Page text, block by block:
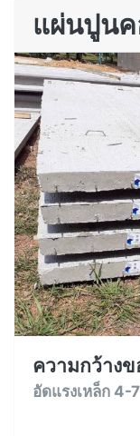
แผ่นปูนค
ความกว้าง
อัดแรงเหล็ก 4-